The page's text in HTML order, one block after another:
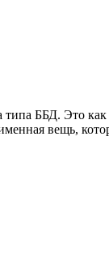
ББД. Это
вещь,